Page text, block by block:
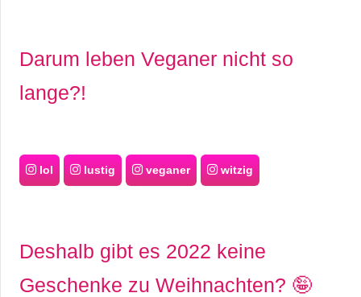
Darum leben Veganer nicht so
lange?!
lol lustig veganer witzig
Deshalb gibt es 2022 keine
Geschenke zu Weihnachten? 🤪